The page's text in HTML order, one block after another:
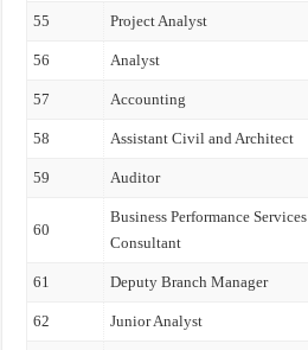
55 Project Analyst
56 Analyst
57 Accounting
58 Assistant Civil and Architect
59 Auditor
60
Business Performance Services
Consultant
61 Deputy Branch Manager
62 Junior Analyst